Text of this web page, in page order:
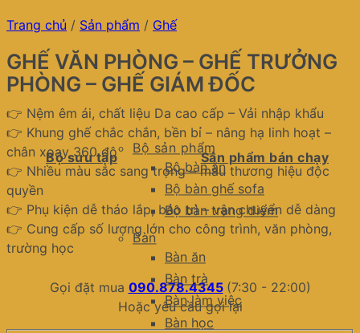
Bộ sản phẩm
Bộ bàn ăn
Bộ bàn ghế sofa
Bộ bàn trang điểm
Bàn
Bàn ăn
Bàn trà
Bàn làm việc
Bàn học
Bộ sưu tập Sản phẩm bán chạy
Trang chủ / Sản phẩm / Ghế
GHẾ VĂN PHÒNG – GHẾ TRƯỞNG
PHÒNG – GHẾ GIÁM ĐỐC
👉 Nệm êm ái, chất liệu Da cao cấp – Vải nhập khẩu
👉 Khung ghế chắc chắn, bền bỉ – nâng hạ linh hoạt –
chân xoay 360 độ
👉 Nhiều màu sắc sang trọng – màu thương hiệu độc
quyền
👉 Phụ kiện dễ tháo lắp, bảo trì – vận chuyển dễ dàng
👉 Cung cấp số lượng lớn cho công trình, văn phòng,
trường học
Gọi đặt mua 090.878.4345 (7:30 - 22:00)
Hoặc yêu cầu gọi lại